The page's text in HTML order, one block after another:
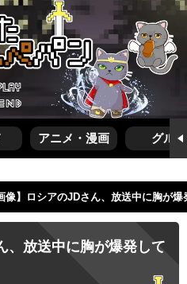
アニメ・漫画 グルメ
像】ロシアのJDさん、放送中に胸が
、放送中に胸が爆発して